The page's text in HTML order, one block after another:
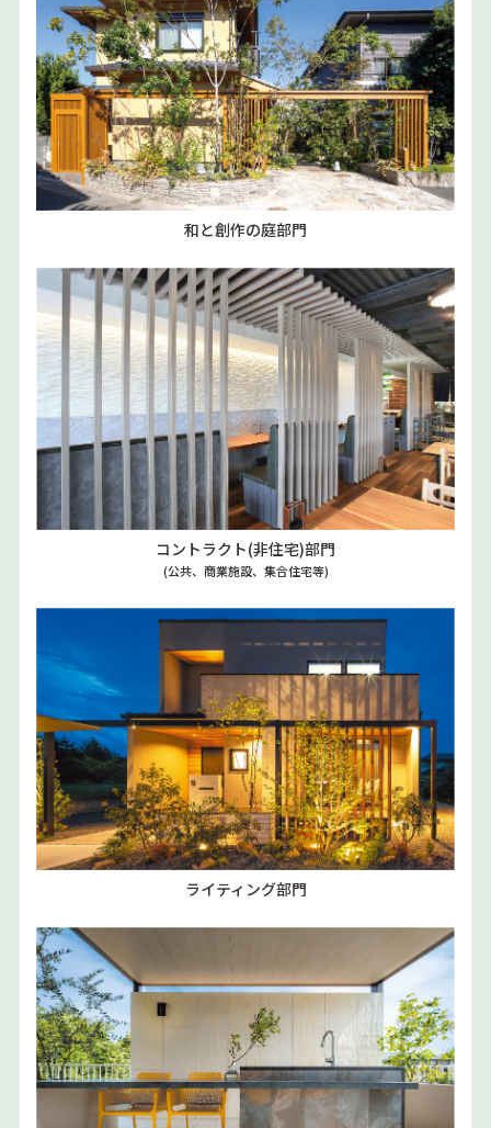
和と創作の庭部門
コントラクト(非住宅)部門
(公共、商業施設、集合住宅等)
ライティング部門